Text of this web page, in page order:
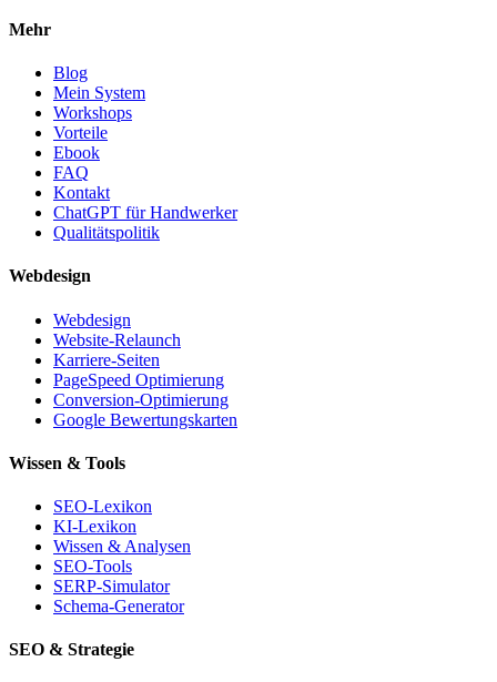
Mehr
Blog
Mein System
Workshops
Vorteile
Ebook
FAQ
Kontakt
ChatGPT für Handwerker
Qualitätspolitik
Webdesign
Webdesign
Website-Relaunch
Karriere-Seiten
PageSpeed Optimierung
Conversion-Optimierung
Google Bewertungskarten
Wissen & Tools
SEO-Lexikon
KI-Lexikon
Wissen & Analysen
SEO-Tools
SERP-Simulator
Schema-Generator
SEO & Strategie